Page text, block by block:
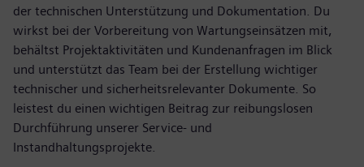
der technischen Unterstützung und Dokumentation. Du
wirkst bei der Vorbereitung von Wartungseinsätzen mit,
behältst Projektaktivitäten und Kundenanfragen im Blick
und unterstützt das Team bei der Erstellung wichtiger
technischer und sicherheitsrelevanter Dokumente. So
leistest du einen wichtigen Beitrag zur reibungslosen
Durchführung unserer Service- und
Instandhaltungsprojekte.